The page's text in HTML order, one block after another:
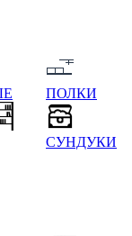
ПОЛКИ
СУНДУКИ